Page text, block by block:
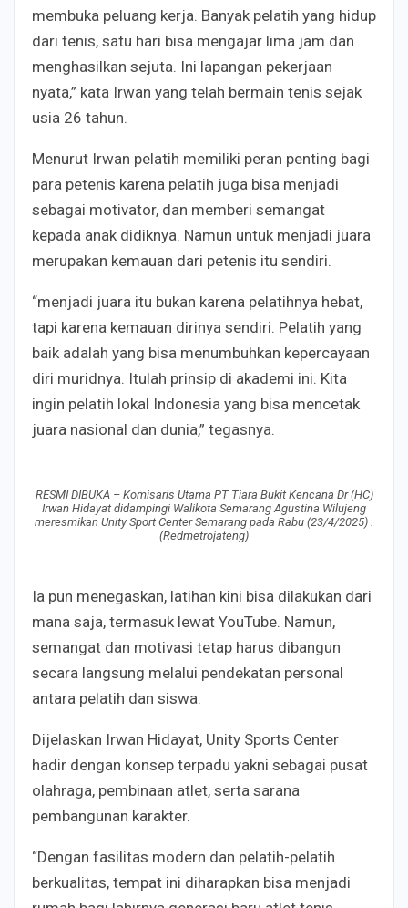
membuka peluang kerja. Banyak pelatih yang hidup
dari tenis, satu hari bisa mengajar lima jam dan
menghasilkan sejuta. Ini lapangan pekerjaan
nyata,” kata Irwan yang telah bermain tenis sejak
usia 26 tahun.
Menurut Irwan pelatih memiliki peran penting bagi
para petenis karena pelatih juga bisa menjadi
sebagai motivator, dan memberi semangat
kepada anak didiknya. Namun untuk menjadi juara
merupakan kemauan dari petenis itu sendiri.
“menjadi juara itu bukan karena pelatihnya hebat,
tapi karena kemauan dirinya sendiri. Pelatih yang
baik adalah yang bisa menumbuhkan kepercayaan
diri muridnya. Itulah prinsip di akademi ini. Kita
ingin pelatih lokal Indonesia yang bisa mencetak
juara nasional dan dunia,” tegasnya.
RESMI DIBUKA – Komisaris Utama PT Tiara Bukit Kencana Dr (HC)
Irwan Hidayat didampingi Walikota Semarang Agustina Wilujeng
meresmikan Unity Sport Center Semarang pada Rabu (23/4/2025) .
(Redmetrojateng)
Ia pun menegaskan, latihan kini bisa dilakukan dari
mana saja, termasuk lewat YouTube. Namun,
semangat dan motivasi tetap harus dibangun
secara langsung melalui pendekatan personal
antara pelatih dan siswa.
Dijelaskan Irwan Hidayat, Unity Sports Center
hadir dengan konsep terpadu yakni sebagai pusat
olahraga, pembinaan atlet, serta sarana
pembangunan karakter.
“Dengan fasilitas modern dan pelatih-pelatih
berkualitas, tempat ini diharapkan bisa menjadi